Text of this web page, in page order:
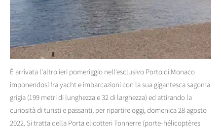
È arrivata l'altro ieri pomeriggio nell'esclusivo Porto di Monaco
imponendosi fra yacht e imbarcazioni con la sua gigantesca sagoma
grigia (199 metri di lunghezza e 32 di larghezza) ed attirando la
curiosità di turisti e passanti, per ripartire oggi, domenica 28 agosto
2022. Si tratta della Porta elicotteri Tonnerre (porte-hélicoptères